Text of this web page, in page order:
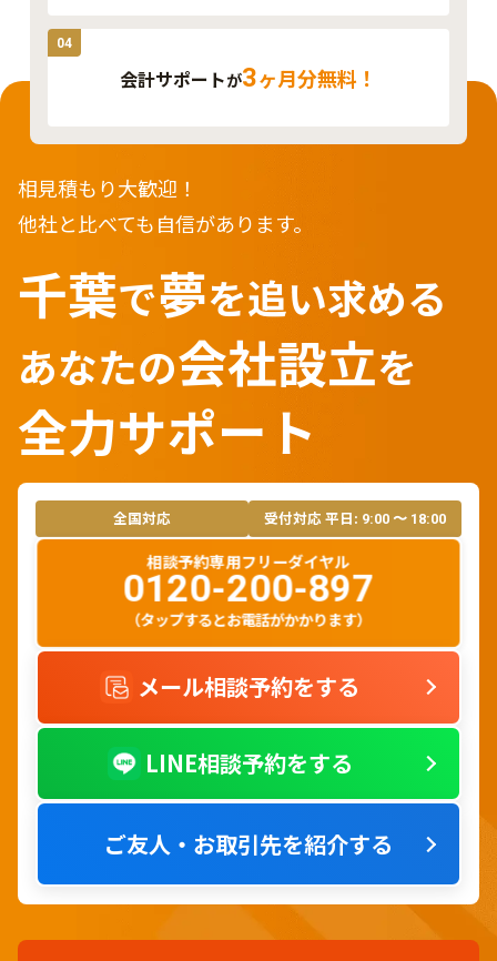
04
会計サポートが3ヶ月分無料！
相見積もり大歓迎！
他社と比べても自信があります。
千葉で夢を追い求める
あなたの会社設立を
全力サポート
全国対応 受付対応 平日: 9:00 〜 18:00
相談予約専用フリーダイヤル
0120-200-897
（タップするとお電話がかかります）
メール相談予約をする
LINE相談予約をする
ご友人・お取引先を紹介する